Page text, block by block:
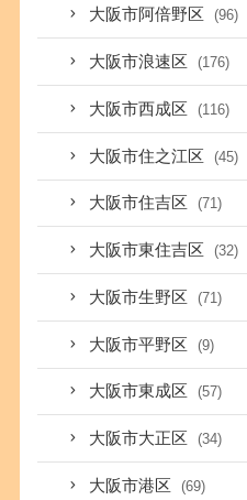
大阪市阿倍野区 (96)
大阪市浪速区 (176)
大阪市西成区 (116)
大阪市住之江区 (45)
大阪市住吉区 (71)
大阪市東住吉区 (32)
大阪市生野区 (71)
大阪市平野区 (9)
大阪市東成区 (57)
大阪市大正区 (34)
大阪市港区 (69)